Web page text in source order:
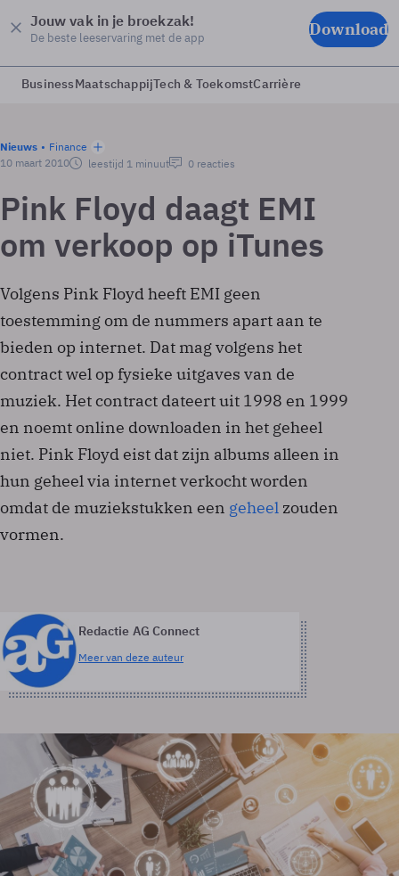
Jouw vak in je broekzak!
De beste leeservaring met de app Download
BusinessMaatschappijTech & ToekomstCarrière
Nieuws
Finance
10 maart 2010
leestijd 1 minuut 0 reacties
Pink Floyd daagt EMI
om verkoop op iTunes
Volgens Pink Floyd heeft EMI geen
toestemming om de nummers apart aan te
bieden op internet. Dat mag volgens het
contract wel op fysieke uitgaves van de
muziek. Het contract dateert uit 1998 en 1999
en noemt online downloaden in het geheel
niet. Pink Floyd eist dat zijn albums alleen in
hun geheel via internet verkocht worden
omdat de muziekstukken een geheel zouden
vormen.
Redactie AG Connect
Meer van deze auteur